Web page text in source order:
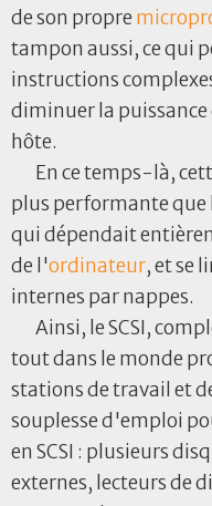
de son propre
tampon aussi, ce qui
instructions
diminuer la
hôte.
En ce temps-là,
plus performante
qui dépendait
de l'ordinateur, et se
internes par nappes.
Ainsi, le SCSI,
tout dans le monde
stations de travail et
souplesse d'emploi
en SCSI : plusieurs
externes, lecteurs de